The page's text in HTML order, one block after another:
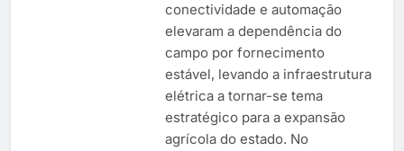
conectividade e automação
elevaram a dependência do
campo por fornecimento
estável, levando a infraestrutura
elétrica a tornar-se tema
estratégico para a expansão
agrícola do estado. No